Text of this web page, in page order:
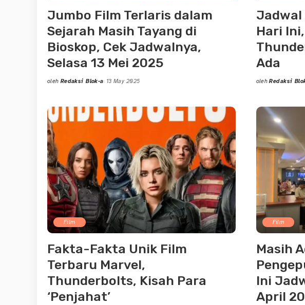
Jumbo Film Terlaris dalam
Sejarah Masih Tayang di
Bioskop, Cek Jadwalnya,
Selasa 13 Mei 2025
Posted
oleh Redaksi Blok-a 13 May 2025
Jadwal
Hari
Ada
Posted
oleh Redaksi
Film
Fakta-Fakta Unik Film
Terbaru Marvel,
Thunderbolts, Kisah Para
‘Penjahat’
Film
Masih
Ini
April